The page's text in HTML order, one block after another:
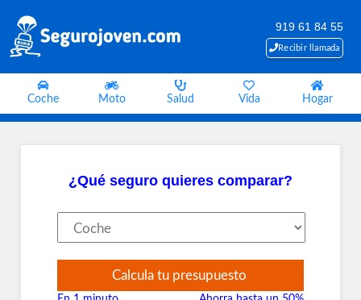
919 61 84 55
Recibir llamada
Coche Moto Salud Vida Hogar
¿Qué seguro quieres comparar?
Calcula tu presupuesto